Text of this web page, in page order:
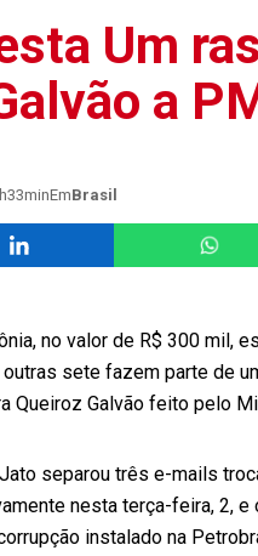
Um
a
EmBrasil
no valor de R$ 300 mil,
sete fazem parte de
Queiroz Galvão feito pelo
separou três e-mails
nesta terça-feira, 2,
instalado na